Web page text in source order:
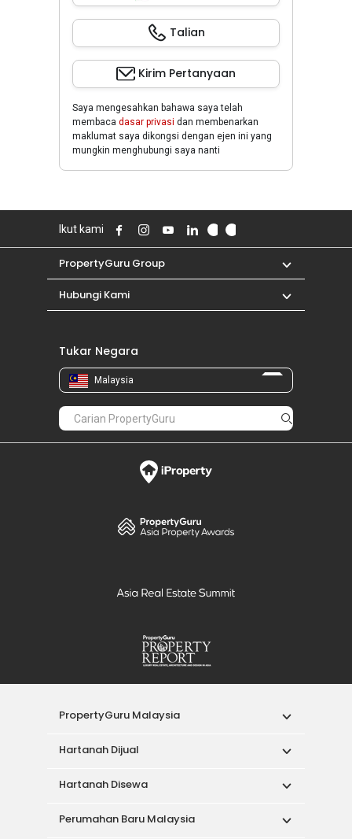
Talian
Kirim Pertanyaan
Saya mengesahkan bahawa saya telah
membaca dasar privasi dan membenarkan
maklumat saya dikongsi dengan ejen ini yang
mungkin menghubungi saya nanti
Ikut kami
PropertyGuru Group
Hubungi Kami
Tukar Negara
Malaysia
PropertyGuru Malaysia
Hartanah Dijual
Hartanah Disewa
Perumahan Baru Malaysia